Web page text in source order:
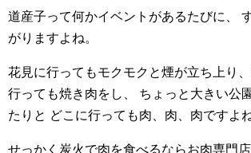
道産子って何かイベントがあるたびに、
がりますよね。
花見に行ってもモクモクと煙が立ち上り、
行っても焼き肉をし、
ちょっと大きい公
たりと どこに行っても肉、肉、肉ですよ
せっかく炭火で肉を食べるならお肉専門